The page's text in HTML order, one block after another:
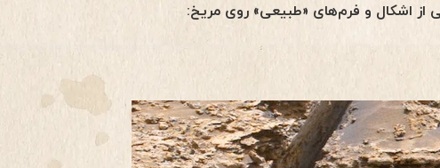
از اشکال و فرم‌های «طبیعی» روی مریخ: